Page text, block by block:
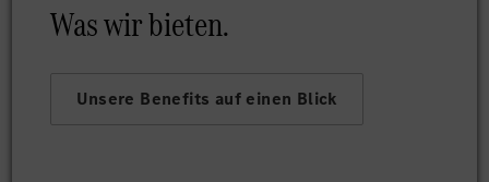
Was wir bieten.
Unsere Benefits auf einen Blick